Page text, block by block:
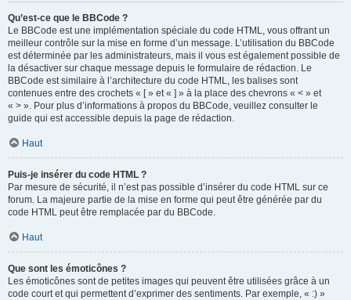
Qu’est-ce que le BBCode ?
Le BBCode est une implémentation spéciale du code HTML, vous offrant un
meilleur contrôle sur la mise en forme d’un message. L’utilisation du BBCode
est déterminée par les administrateurs, mais il vous est également possible de
la désactiver sur chaque message depuis le formulaire de rédaction. Le
BBCode est similaire à l’architecture du code HTML, les balises sont
contenues entre des crochets « [ » et « ] » à la place des chevrons « < » et
« > ». Pour plus d’informations à propos du BBCode, veuillez consulter le
guide qui est accessible depuis la page de rédaction.
Haut
Puis-je insérer du code HTML ?
Par mesure de sécurité, il n’est pas possible d’insérer du code HTML sur ce
forum. La majeure partie de la mise en forme qui peut être générée par du
code HTML peut être remplacée par du BBCode.
Haut
Que sont les émoticônes ?
Les émoticônes sont de petites images qui peuvent être utilisées grâce à un
code court et qui permettent d’exprimer des sentiments. Par exemple, « :) »